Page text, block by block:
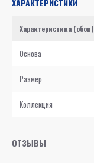
ХАРАКТЕРИСТИКИ
Характеристика (обои)
Основа
Размер
Коллекция
ОТЗЫВЫ